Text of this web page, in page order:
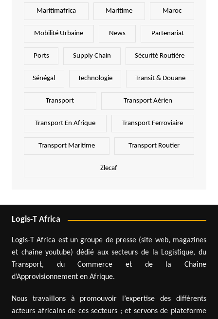
Maritimafrica Maritime Maroc
Mobilité Urbaine News Partenariat
Ports Supply Chain Sécurité Routière
Sénégal Technologie Transit & Douane
Transport Transport Aérien
Transport En Afrique Transport Ferroviaire
Transport Maritime Transport Routier
Zlecaf
Logis-T Africa
Logis-T Africa est un groupe de presse (site web, magazines
et chaîne youtube) dédié aux secteurs de la Logistique, du
Transport, du Commerce et de la Chaîne
d’Approvisionnement en Afrique.
Nous travaillons à promouvoir l’expertise des différents
acteurs africains de ces secteurs ; et servons de plateforme